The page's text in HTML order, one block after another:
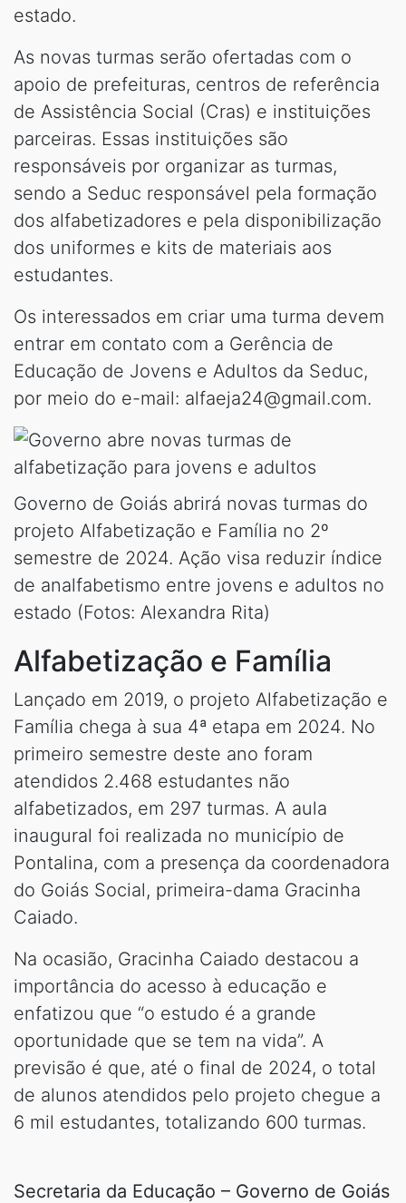
estado.
As novas turmas serão ofertadas com o
apoio de prefeituras, centros de referência
de Assistência Social (Cras) e instituições
parceiras. Essas instituições são
responsáveis por organizar as turmas,
sendo a Seduc responsável pela formação
dos alfabetizadores e pela disponibilização
dos uniformes e kits de materiais aos
estudantes.
Os interessados em criar uma turma devem
entrar em contato com a Gerência de
Educação de Jovens e Adultos da Seduc,
por meio do e-mail: alfaeja24@gmail.com.
Governo de Goiás abrirá novas turmas do
projeto Alfabetização e Família no 2º
semestre de 2024. Ação visa reduzir índice
de analfabetismo entre jovens e adultos no
estado (Fotos: Alexandra Rita)
Alfabetização e Família
Lançado em 2019, o projeto Alfabetização e
Família chega à sua 4ª etapa em 2024. No
primeiro semestre deste ano foram
atendidos 2.468 estudantes não
alfabetizados, em 297 turmas. A aula
inaugural foi realizada no município de
Pontalina, com a presença da coordenadora
do Goiás Social, primeira-dama Gracinha
Caiado.
Na ocasião, Gracinha Caiado destacou a
importância do acesso à educação e
enfatizou que “o estudo é a grande
oportunidade que se tem na vida”. A
previsão é que, até o final de 2024, o total
de alunos atendidos pelo projeto chegue a
6 mil estudantes, totalizando 600 turmas.
Secretaria da Educação – Governo de Goiás